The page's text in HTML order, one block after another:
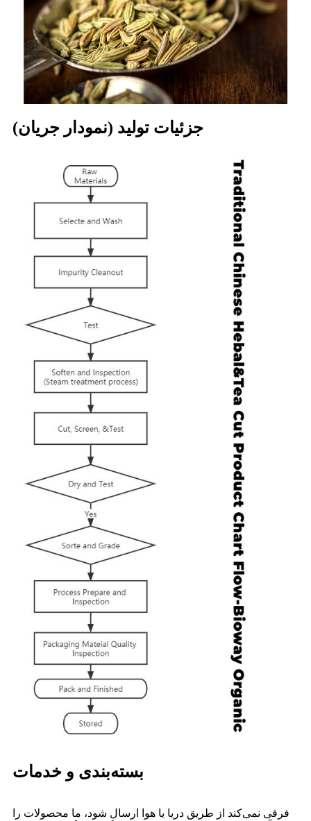
جزئیات تولید (نمودار جریان)
بسته‌بندی و خدمات
فرقی نمی‌کند از طریق دریا یا هوا ارسال شود، ما محصولات را